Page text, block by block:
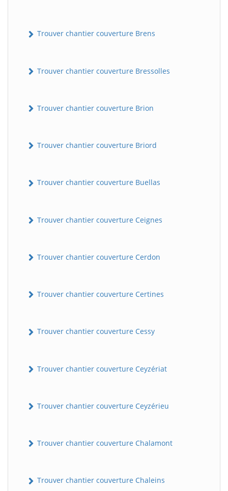
Trouver chantier couverture Brens
Trouver chantier couverture Bressolles
Trouver chantier couverture Brion
Trouver chantier couverture Briord
Trouver chantier couverture Buellas
Trouver chantier couverture Ceignes
Trouver chantier couverture Cerdon
Trouver chantier couverture Certines
Trouver chantier couverture Cessy
Trouver chantier couverture Ceyzériat
Trouver chantier couverture Ceyzérieu
Trouver chantier couverture Chalamont
Trouver chantier couverture Chaleins